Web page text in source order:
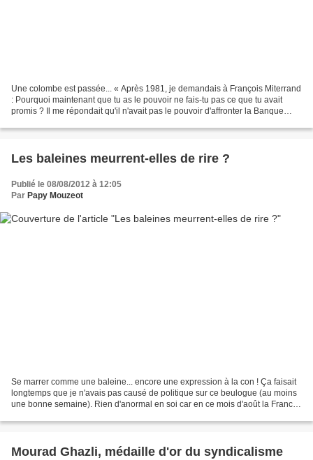
Une colombe est passée... « Après 1981, je demandais à François Miterrand
: Pourquoi maintenant que tu as le pouvoir ne fais-tu pas ce que tu avait
promis ? Il me répondait qu'il n'avait pas le pouvoir d'affronter la Banque
Les baleines meurrent-elles de rire ?
Publié le 08/08/2012 à 12:05
Par Papy Mouzeot
Se marrer comme une baleine... encore une expression à la con ! Ça faisait
longtemps que je n'avais pas causé de politique sur ce beulogue (au moins
une bonne semaine). Rien d'anormal en soi car en ce mois d'août la France
Mourad Ghazli, médaille d'or du syndicalisme